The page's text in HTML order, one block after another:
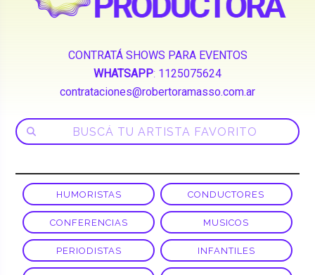
CONTRATÁ SHOWS PARA EVENTOS
WHATSAPP: 1125075624
contrataciones@robertoramasso.com.ar
HUMORISTAS CONDUCTORES
CONFERENCIAS MUSICOS
PERIODISTAS INFANTILES